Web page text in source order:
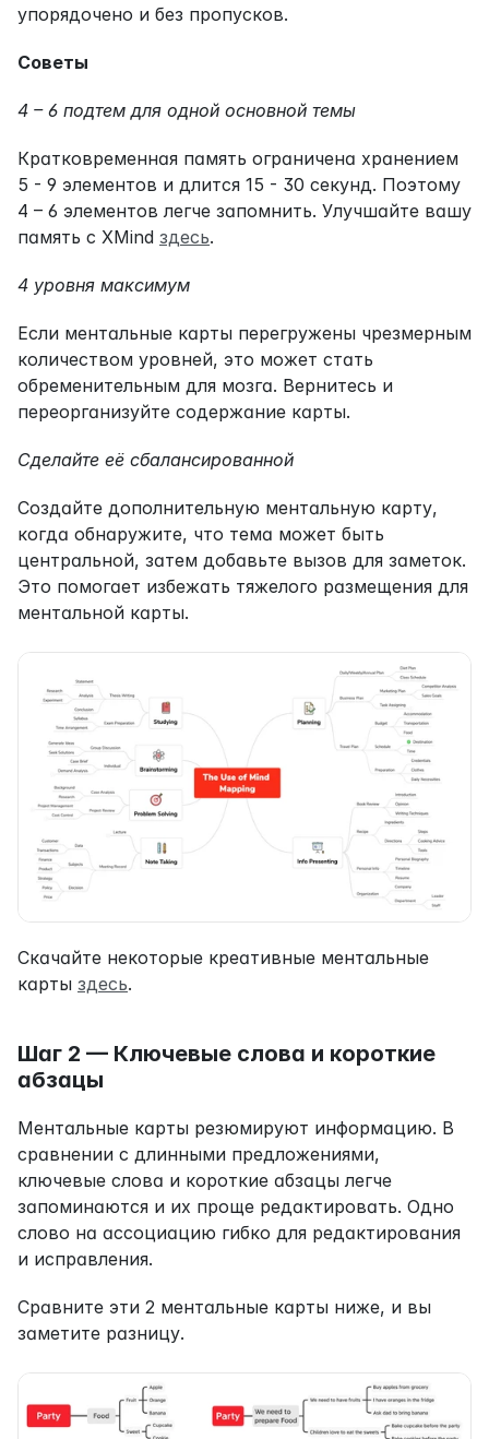
упорядочено и без пропусков.
Советы
4 – 6 подтем для одной основной темы
Кратковременная память ограничена хранением
5 - 9 элементов и длится 15 - 30 секунд. Поэтому
4 – 6 элементов легче запомнить. Улучшайте вашу
память с XMind здесь.
4 уровня максимум
Если ментальные карты перегружены чрезмерным
количеством уровней, это может стать
обременительным для мозга. Вернитесь и
переорганизуйте содержание карты.
Сделайте её сбалансированной
Создайте дополнительную ментальную карту,
когда обнаружите, что тема может быть
центральной, затем добавьте вызов для заметок.
Это помогает избежать тяжелого размещения для
ментальной карты.
Скачайте некоторые креативные ментальные
карты здесь.
Шаг 2 — Ключевые слова и короткие
абзацы
Ментальные карты резюмируют информацию. В
сравнении с длинными предложениями,
ключевые слова и короткие абзацы легче
запоминаются и их проще редактировать. Одно
слово на ассоциацию гибко для редактирования
и исправления.
Сравните эти 2 ментальные карты ниже, и вы
заметите разницу.